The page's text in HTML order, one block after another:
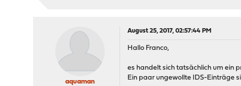
aquaman
August 25, 2017, 02:57:44 PM
Hallo Franco,
es handelt sich tatsächlich um ein
Ein paar ungewollte IDS-Einträge